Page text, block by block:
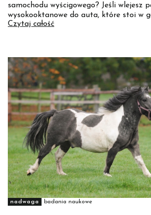
samochodu wyścigowego? Jeśli wlejesz
wysokooktanowe do auta, które stoi w
końcu odmówi posłuszeństwa. Dowiedz
Czytaj całość
nadwaga badania naukowe